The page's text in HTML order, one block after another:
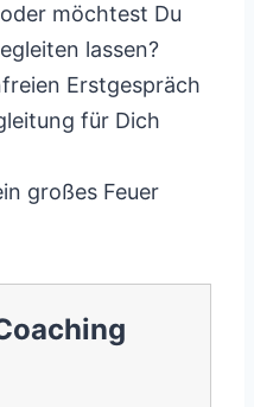
möchtest Du
lassen?
Erstgespräch
für Dich
großes Feuer